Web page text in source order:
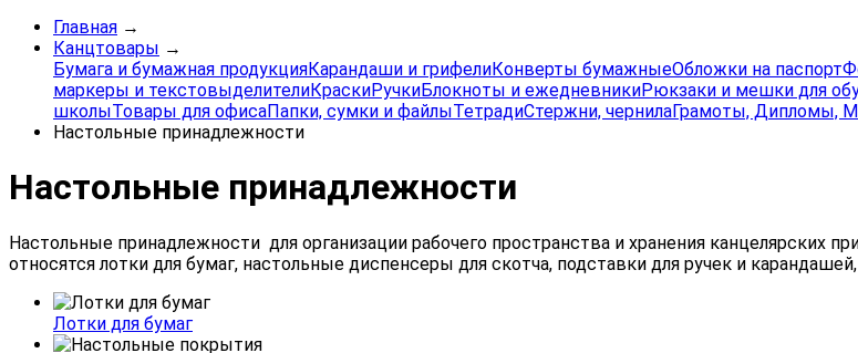
Главная →
Канцтовары →
Бумага и бумажная продукцияКарандаши и грифелиКонверты бумажныеОбложки на паспорт
маркеры и текстовыделителиКраскиРучкиБлокноты и ежедневникиРюкзаки и мешки для
школыТовары для офисаПапки, сумки и файлыТетрадиСтержни, чернилаГрамоты, Дипломы,
Настольные принадлежности
Настольные принадлежности
Настольные принадлежности для организации рабочего пространства и хранения канцелярских
относятсялотки для бумаг, настольные диспенсеры для скотча, подставки для ручек и карандашей,
Лотки для бумаг